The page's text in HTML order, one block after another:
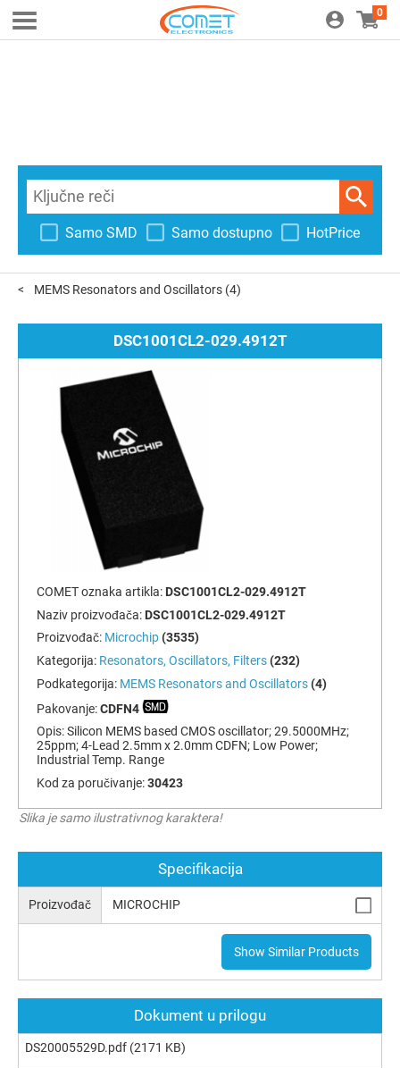
0
Samo SMD Samo dostupno HotPrice
MEMS Resonators and Oscillators (4)
DSC1001CL2-029.4912T
COMET oznaka artikla: DSC1001CL2-029.4912T
Naziv proizvođača: DSC1001CL2-029.4912T
Proizvođač: Microchip (3535)
Kategorija: Resonators, Oscillators, Filters (232)
Podkategorija: MEMS Resonators and Oscillators (4)
Pakovanje:CDFN4
Opis:Silicon MEMS based CMOS oscillator; 29.5000MHz;
25ppm; 4-Lead 2.5mm x 2.0mm CDFN; Low Power;
Industrial Temp. Range
Kod za poručivanje:30423
Slika je samo ilustrativnog karaktera!
Specifikacija
Proizvođač MICROCHIP
Show Similar Products
Dokument u prilogu
DS20005529D.pdf (2171 KB)